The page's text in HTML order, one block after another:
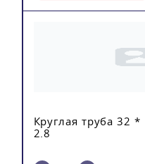
Круглая труба 32 *
2.8